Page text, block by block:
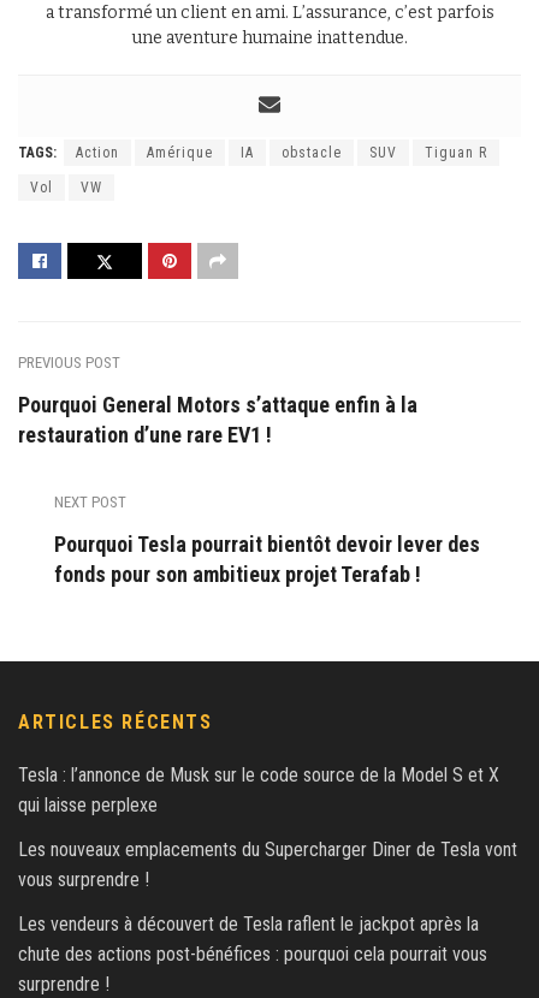
a transformé un client en ami. L’assurance, c’est parfois
une aventure humaine inattendue.
TAGS: Action Amérique IA obstacle SUV Tiguan R
Vol VW
PREVIOUS POST
Pourquoi General Motors s’attaque enfin à la
restauration d’une rare EV1 !
NEXT POST
Pourquoi Tesla pourrait bientôt devoir lever des
fonds pour son ambitieux projet Terafab !
ARTICLES RÉCENTS
Tesla : l’annonce de Musk sur le code source de la Model S et X
qui laisse perplexe
Les nouveaux emplacements du Supercharger Diner de Tesla vont
vous surprendre !
Les vendeurs à découvert de Tesla raflent le jackpot après la
chute des actions post-bénéfices : pourquoi cela pourrait vous
surprendre !